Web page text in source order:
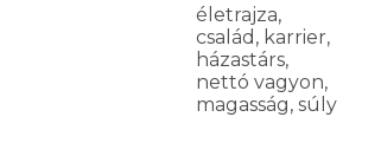
életrajza,
család, karrier,
házastárs,
nettó vagyon,
magasság, súly